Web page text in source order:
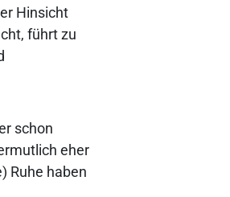
Hinsicht
führt zu
schon
eher
Ruhe haben